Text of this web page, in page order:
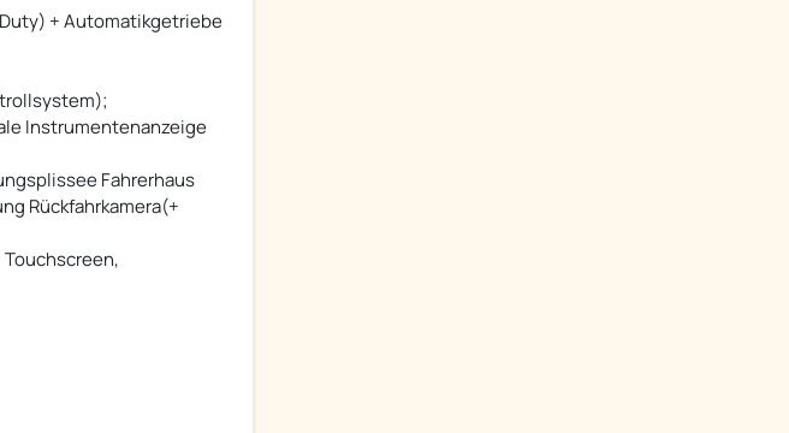
Duty) + Automatikgetriebe
Instrumentenanzeige
Fahrerhaus
Rückfahrkamera(+
Touchscreen,